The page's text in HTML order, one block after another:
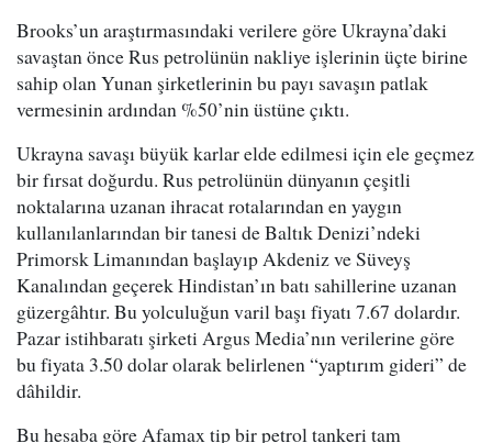
Brooks’un araştırmasındaki verilere göre Ukrayna’daki
savaştan önce Rus petrolünün nakliye işlerinin üçte birine
sahip olan Yunan şirketlerinin bu payı savaşın patlak
vermesinin ardından %50’nin üstüne çıktı.
Ukrayna savaşı büyük karlar elde edilmesi için ele geçmez
bir fırsat doğurdu. Rus petrolünün dünyanın çeşitli
noktalarına uzanan ihracat rotalarından en yaygın
kullanılanlarından bir tanesi de Baltık Denizi’ndeki
Primorsk Limanından başlayıp Akdeniz ve Süveyş
Kanalından geçerek Hindistan’ın batı sahillerine uzanan
güzergâhtır. Bu yolculuğun varil başı fiyatı 7.67 dolardır.
Pazar istihbaratı şirketi Argus Media’nın verilerine göre
bu fiyata 3.50 dolar olarak belirlenen “yaptırım gideri” de
dâhildir.
Bu hesaba göre Afamax tip bir petrol tankeri tam